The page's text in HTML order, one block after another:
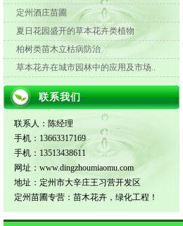
定州酒庄苗圃
夏日花园盛开的草本花卉类植物
柏树类苗木立枯病防治
草本花卉在城市园林中的应用及市场..
联系我们
联系人：陈经理
手机：13663317169
手机：13513438611
网址：www.dingzhoumiaomu.com
地址：定州市大辛庄王习营开发区
定州苗圃专营：苗木花卉，绿化工程！